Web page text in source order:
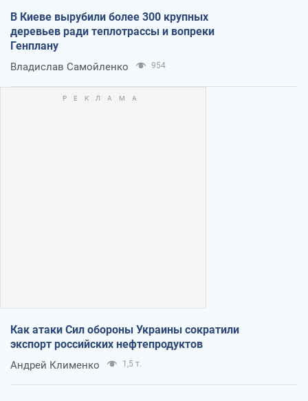
В Киеве вырубили более 300 крупных
деревьев ради теплотрассы и вопреки
Генплану
Владислав Самойленко 954
Как атаки Сил обороны Украины сократили
экспорт российских нефтепродуктов
Андрей Клименко 1,5 т.